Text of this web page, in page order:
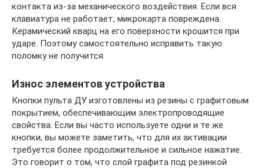
контакта из-за механического воздействия. Если вся
клавиатура не работает, микрокарта повреждена.
Керамический кварц на его поверхности крошится при
ударе. Поэтому самостоятельно исправить такую ​​
поломку не получится.
Износ элементов устройства
Кнопки пульта ДУ изготовлены из резины с графитовым
покрытием, обеспечивающим электропроводящие
свойства. Если вы часто используете одни и те же
кнопки, вы можете заметить, что для их активации
требуется более продолжительное и сильное нажатие.
Это говорит о том, что слой графита под резинкой